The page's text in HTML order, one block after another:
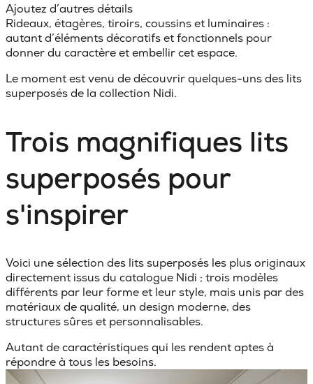
Ajoutez d’autres détails
Rideaux, étagères, tiroirs, coussins et luminaires :
autant d’éléments décoratifs et fonctionnels pour
donner du caractère et embellir cet espace.
Le moment est venu de découvrir quelques-uns des lits
superposés de la collection Nidi.
Trois magnifiques lits
superposés pour
s'inspirer
Voici une sélection des lits superposés les plus originaux
directement issus du catalogue Nidi ; trois modèles
différents par leur forme et leur style, mais unis par des
matériaux de qualité, un design moderne, des
structures sûreset personnalisables.
Autant de caractéristiques qui les rendent aptes à
répondre à tous les besoins.